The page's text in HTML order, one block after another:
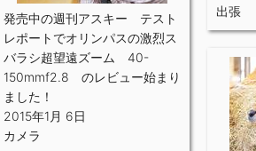
出張
発売中の週刊アスキー テスト
レポートでオリンパスの激烈ス
バラシ超望遠ズーム 40-
150mmf2.8 のレビュー始まり
ました！
2015年1月 6日
カメラ